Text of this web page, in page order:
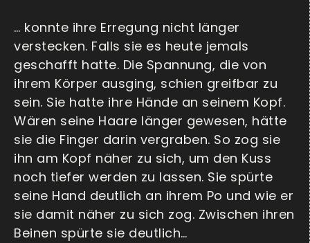
… konnte ihre Erregung nicht länger
verstecken. Falls sie es heute jemals
geschafft hatte. Die Spannung, die von
ihrem Körper ausging, schien greifbar zu
sein. Sie hatte ihre Hände an seinem Kopf.
Wären seine Haare länger gewesen, hätte
sie die Finger darin vergraben. So zog sie
ihn am Kopf näher zu sich, um den Kuss
noch tiefer werden zu lassen. Sie spürte
seine Hand deutlich an ihrem Po und wie er
sie damit näher zu sich zog. Zwischen ihren
Beinen spürte sie deutlich…